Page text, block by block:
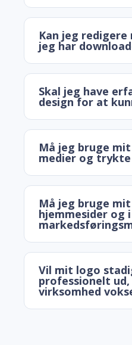
Kan jeg
jeg har
Skal jeg have
design for at
Må jeg bruge
medier og
Må jeg bruge
hjemmesider og i
Vil mit logo
professionelt ud,
virksomhed